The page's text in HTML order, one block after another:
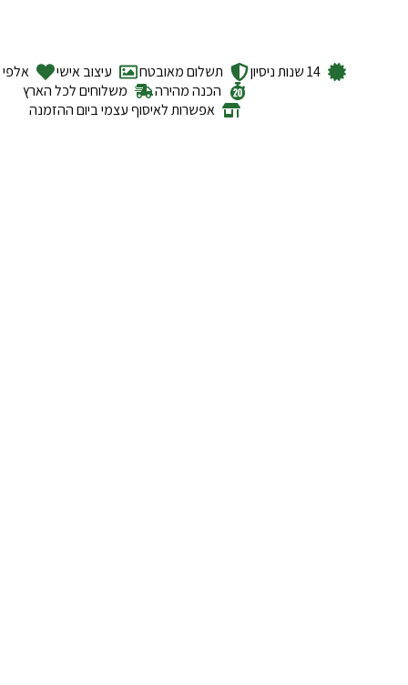
14 שנות ניסיון תשלום מאובטח עיצוב אישי
אלפי
הכנה מהירה
משלוחים לכל הארץ
אפשרות לאיסוף עצמי ביום ההזמנה